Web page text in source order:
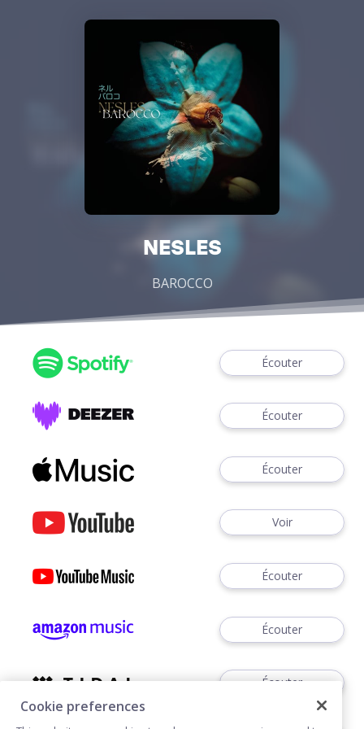
NESLES
BAROCCO
Écouter
Écouter
Écouter
Voir
Écouter
Écouter
Écouter
Cookie preferences